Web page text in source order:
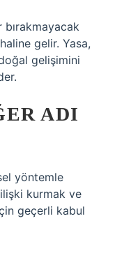
gelir. Yasa,
gelişimini
ADI
yöntemle
kurmak ve
geçerli kabul